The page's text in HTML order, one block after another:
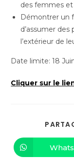
des femmes et
Démontrer un
d’assumer des
l’extérieur de
Date limite: 18
Cliquer sur le